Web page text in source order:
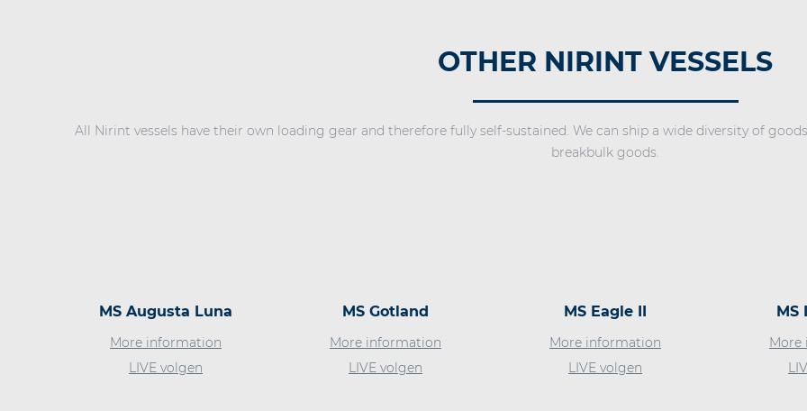
OTHER NIRINT VESSELS
All Nirint vessels have their own loading gear and therefore fully self-sustained. We can ship a wide diversity of
breakbulk goods.
MS Augusta Luna
More information
LIVE volgen
MS Gotland
More information
LIVE volgen
MS Eagle II
More information
LIVE volgen
MS
More